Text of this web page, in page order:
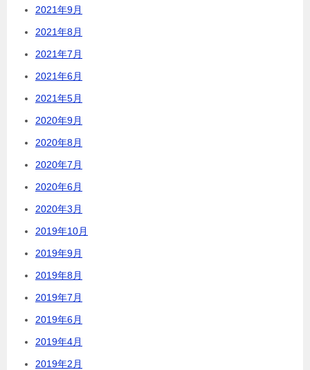
2021年9月
2021年8月
2021年7月
2021年6月
2021年5月
2020年9月
2020年8月
2020年7月
2020年6月
2020年3月
2019年10月
2019年9月
2019年8月
2019年7月
2019年6月
2019年4月
2019年2月